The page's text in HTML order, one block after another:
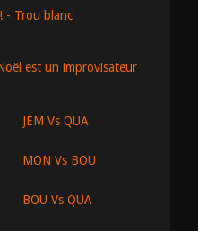
- Trou blanc
est un improvisateur
JEM Vs QUA
MON Vs BOU
BOU Vs QUA